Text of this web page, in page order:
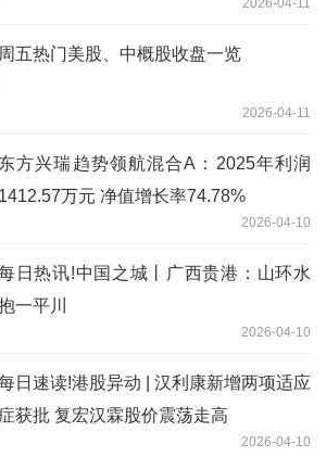
周五热门美股、中概股收盘一览
2026-04-11
东方兴瑞趋势领航混合A：2025年利润
1412.57万元 净值增长率74.78%
2026-04-10
日热讯!中国之城丨广西贵港：山环水
一平川
2026-04-10
日速读!港股异动 | 汉利康新增两项适应
获批 复宏汉霖股价震荡走高
2026-04-10